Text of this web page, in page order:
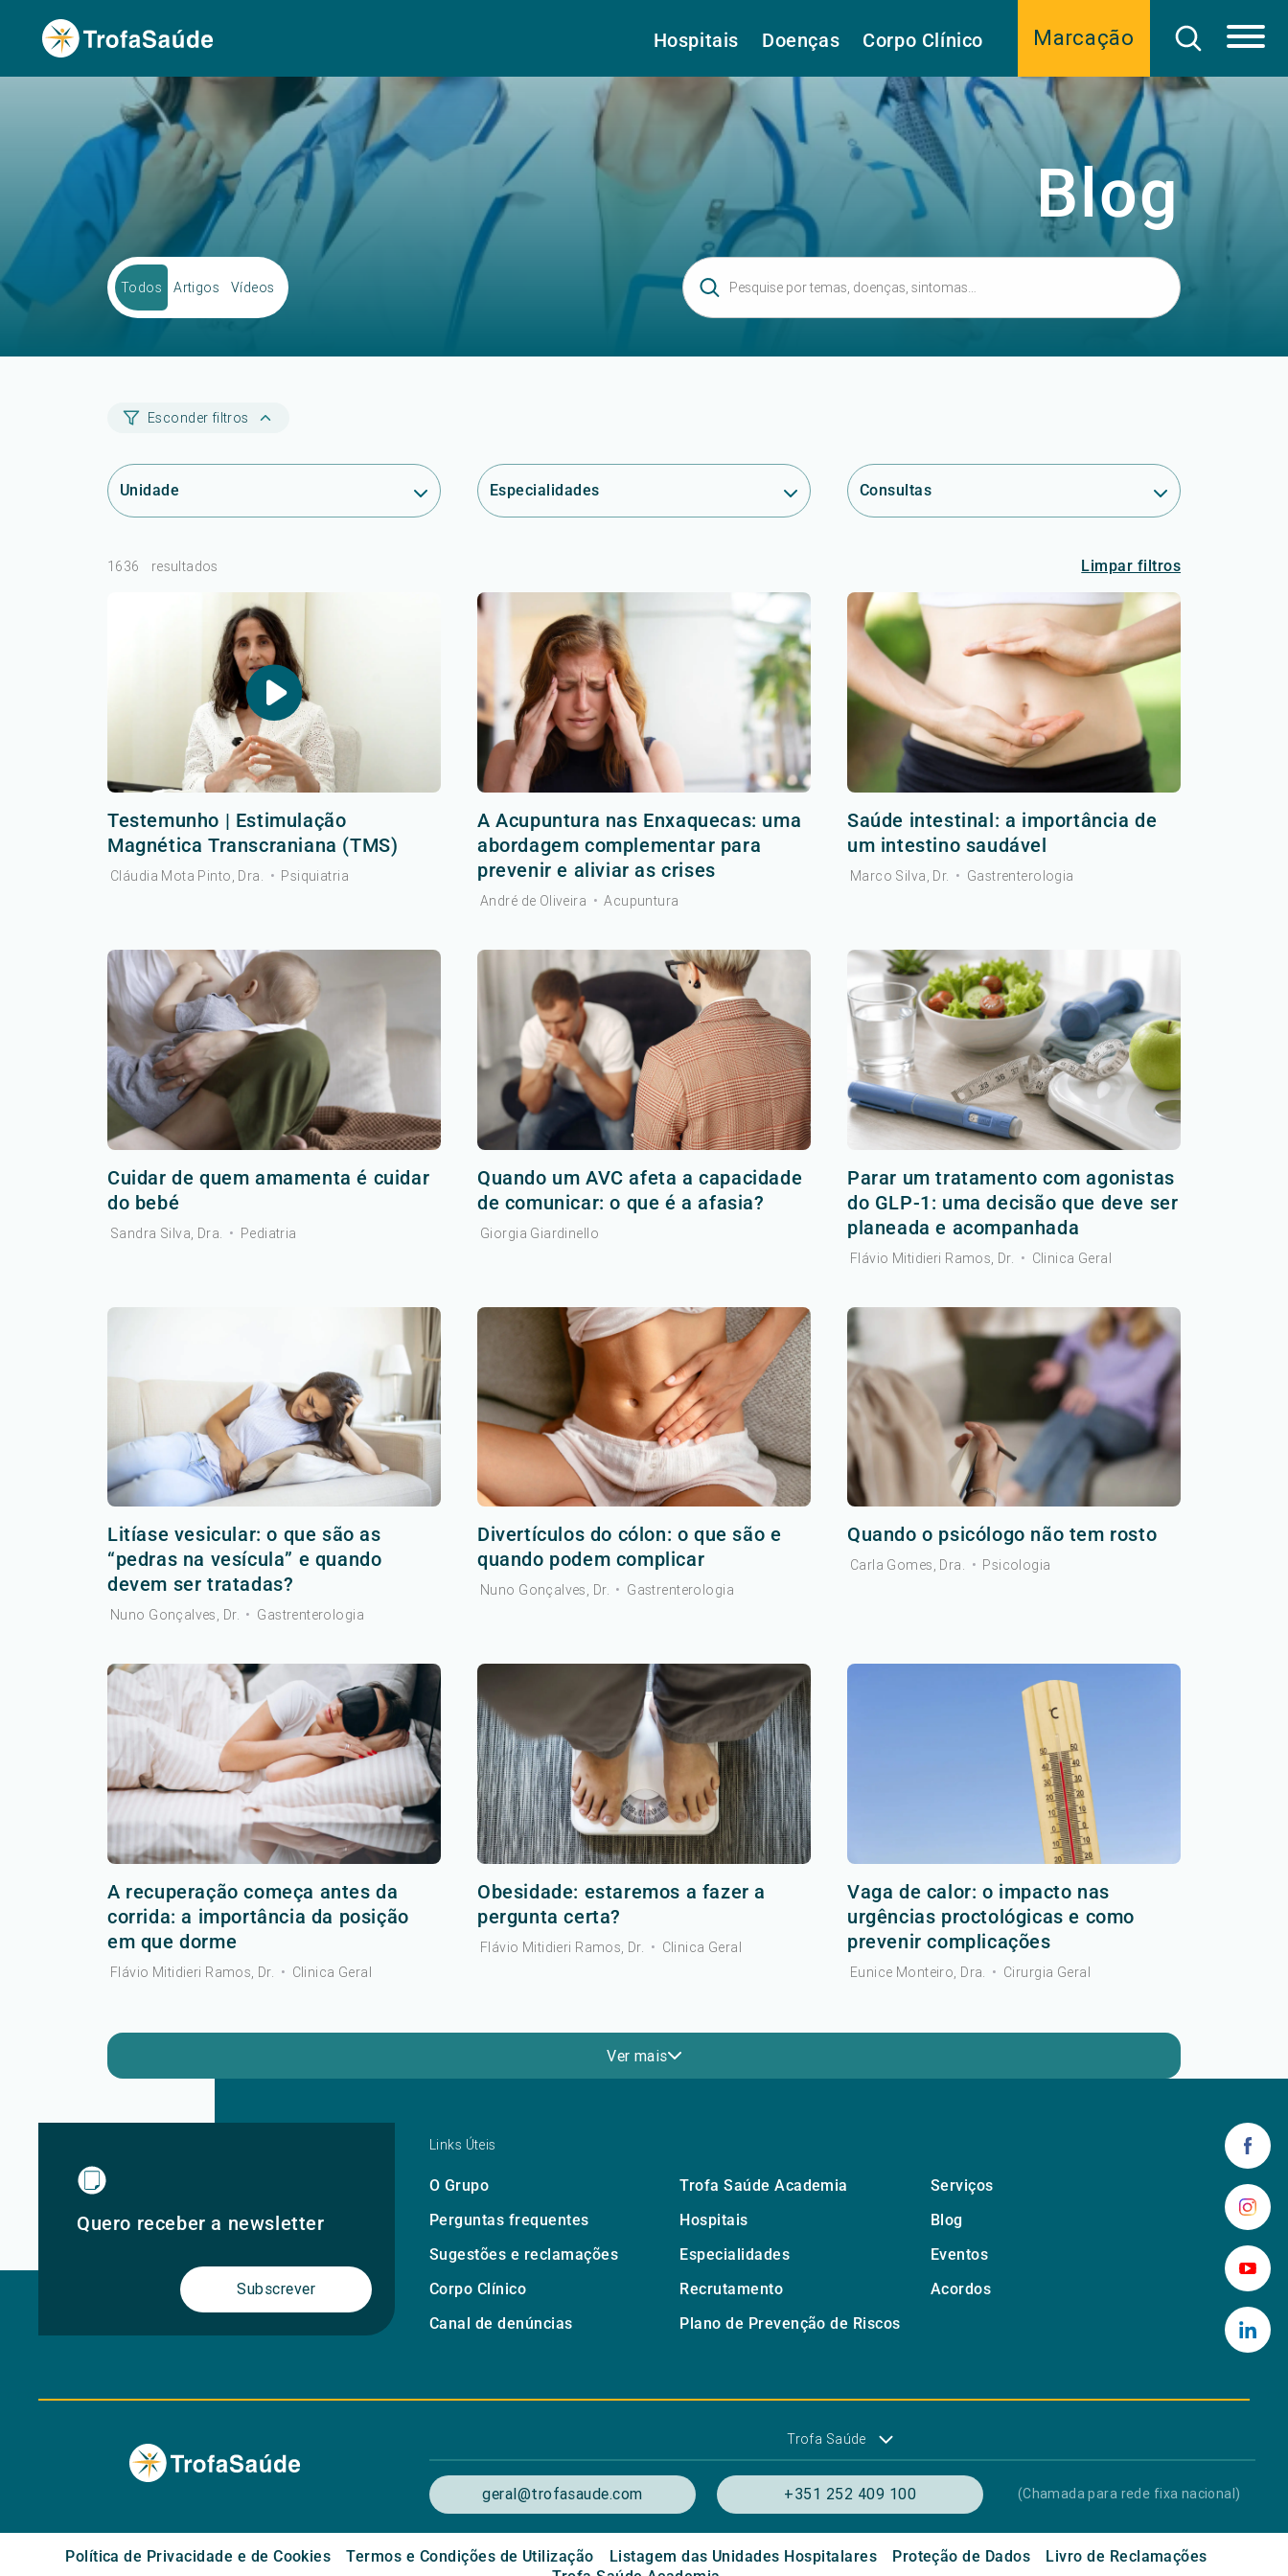
Marcação
Hospitais Doenças Corpo Clínico
Blog
Todos Artigos Vídeos
Esconder filtros
Unidade Especialidades Consultas
1636 resultados Limpar filtros
Testemunho | Estimulação
Magnética Transcraniana (TMS)
Cláudia Mota Pinto, Dra. • Psiquiatria
A Acupuntura nas Enxaquecas: uma
abordagem complementar para
prevenir e aliviar as crises
André de Oliveira • Acupuntura
Saúde intestinal: a importância de
um intestino saudável
Marco Silva, Dr. • Gastrenterologia
Cuidar de quem amamenta é cuidar
do bebé
Sandra Silva, Dra. • Pediatria
Quando um AVC afeta a capacidade
de comunicar: o que é a afasia?
Giorgia Giardinello
Parar um tratamento com agonistas
do GLP-1: uma decisão que deve ser
planeada e acompanhada
Flávio Mitidieri Ramos, Dr. • Clinica Geral
Litíase vesicular: o que são as
“pedras na vesícula” e quando
devem ser tratadas?
Nuno Gonçalves, Dr. • Gastrenterologia
Divertículos do cólon: o que são e
quando podem complicar
Nuno Gonçalves, Dr. • Gastrenterologia
Quando o psicólogo não tem rosto
Carla Gomes, Dra. • Psicologia
A recuperação começa antes da
corrida: a importância da posição
em que dorme
Flávio Mitidieri Ramos, Dr. • Clinica Geral
Obesidade: estaremos a fazer a
pergunta certa?
Flávio Mitidieri Ramos, Dr. • Clinica Geral
Vaga de calor: o impacto nas
urgências proctológicas e como
prevenir complicações
Eunice Monteiro, Dra. • Cirurgia Geral
Ver mais
Quero receber a newsletter
Subscrever
Links Úteis
O Grupo Trofa Saúde Academia
Serviços
Perguntas frequentes
Hospitais
Blog
Sugestões e reclamações
Especialidades
Eventos
Corpo Clínico
Recrutamento
Acordos
Canal de denúncias
Plano de Prevenção de Riscos
Trofa Saúde
geral@trofasaude.com +351 252 409 100 (Chamada para rede fixa nacional)
Política de Privacidade e de Cookies Termos e Condições de Utilização Listagem das Unidades Hospitalares Proteção de Dados
Livro de Reclamações